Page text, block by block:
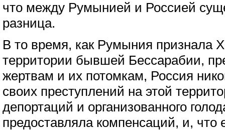
что между Румынией и Россией
разница.
В то время, как Румыния признала
территории бывшей Бессарабии,
жертвам и их потомкам, Россия
своих преступлений на этой
депортаций и организованного
предоставляла компенсаций, и,